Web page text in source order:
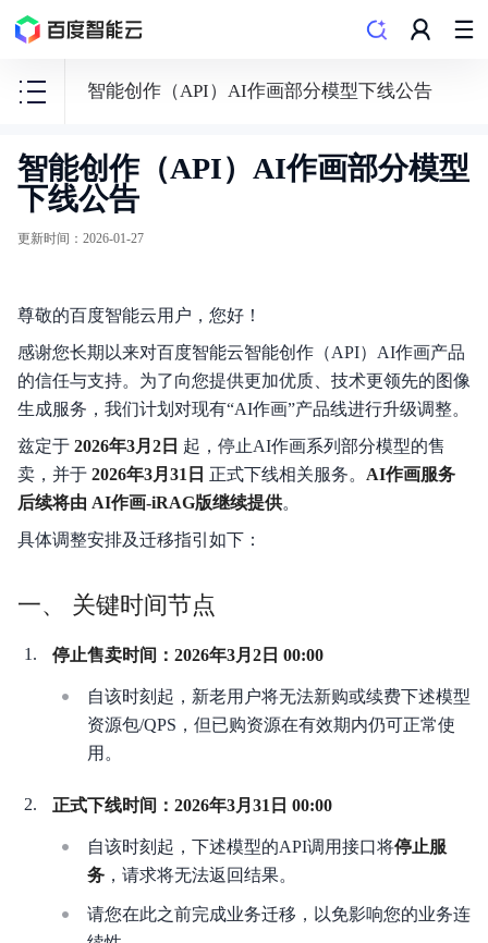
智能创作（API）AI作画部分模型下线公告
语
言
与
自然语言处理技术
智能创作平台（SaaS)
智能创作平台（API）
智能创作（API）AI作画部分模型
下线公告
更新时间 ： 2026-01-27
尊敬的百度智能云用户，您好！
感谢您长期以来对百度智能云智能创作（API）AI作画产品
的信任与支持。为了向您提供更加优质、技术更领先的图像
生成服务，我们计划对现有“AI作画”产品线进行升级调整。
兹定于 2026年3月2日 起，停止AI作画系列部分模型的售
卖，并于 2026年3月31日 正式下线相关服务。 AI作画服务
后续将由 AI作画-iRAG版继续提供。
具体调整安排及迁移指引如下：
一、 关键时间节点
停止售卖时间：2026年3月2日 00:00
自该时刻起，新老用户将无法新购或续费下述模型
资源包/QPS，但已购资源在有效期内仍可正常使
用。
正式下线时间：2026年3月31日 00:00
自该时刻起，下述模型的API调用接口将停止服
务 ，请求将无法返回结果。
请您在此之前完成业务迁移，以免影响您的业务连